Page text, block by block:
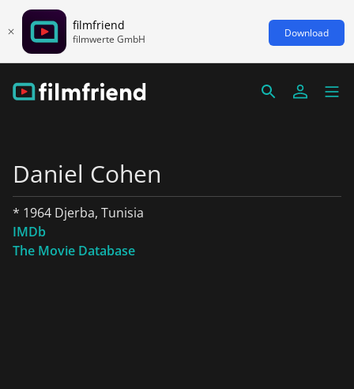
filmfriend
filmwerte GmbH Download
Daniel Cohen
* 1964 Djerba, Tunisia
IMDb
The Movie Database